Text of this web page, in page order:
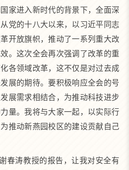
家进入新时代的背景下，全面深
党的十八大以来，以习近平同志
开放旗帜，推动了一系列重大改
。这次全会再次强调了改革的重
各领域改革，这不仅是对过去成
展的期待。要积极响应全会的号
展需求相结合，为推动科技进步
量。我将与大家一起，以实际行
推动新燕园校区的建设贡献自己
春涛教授的报告，让我对安全有